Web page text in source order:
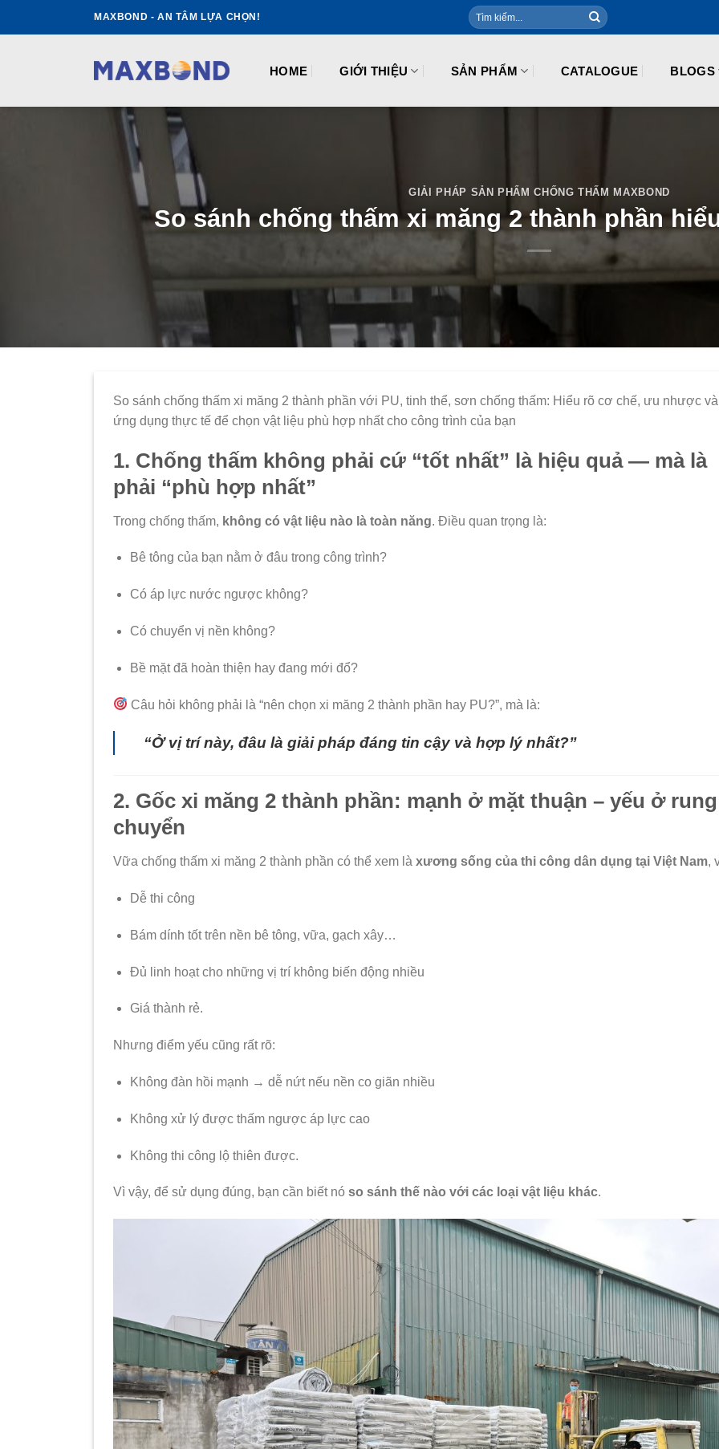
MAXBOND - AN TÂM LỰA CHỌN!
HOME GIỚI THIỆU SẢN PHẨM CATALOGUE BLOGS
GIẢI PHÁP SẢN PHẨM CHỐNG THẤM MAXBOND
So sánh chống thấm xi măng 2 thành phần
So sánh chống thấm xi măng 2 thành phần với PU, tinh thể, sơn chống thấm: Hiểu rõ cơ chế, ưu nhược và
ứng dụng thực tế để chọn vật liệu phù hợp nhất cho công trình của bạn
1. Chống thấm không phải cứ “tốt nhất” là hiệu quả — mà là
phải “phù hợp nhất”
Trong chống thấm, không có vật liệu nào là toàn năng. Điều quan trọng là:
Bê tông của bạn nằm ở đâu trong công trình?
Có áp lực nước ngược không?
Có chuyển vị nền không?
Bề mặt đã hoàn thiện hay đang mới đổ?
Câu hỏi không phải là “nên chọn xi măng 2 thành phần hay PU?”, mà là:
“Ở vị trí này, đâu là giải pháp đáng tin cậy và hợp lý nhất?”
2. Gốc xi măng 2 thành phần: mạnh ở mặt thuận – yếu ở rung
chuyển
Vữa chống thấm xi măng 2 thành phần có thể xem là xương sống của thi công dân dụng tại Việt Nam,
Dễ thi công
Bám dính tốt trên nền bê tông, vữa, gạch xây…
Đủ linh hoạt cho những vị trí không biến động nhiều
Giá thành rẻ.
Nhưng điểm yếu cũng rất rõ:
Không đàn hồi mạnh → dễ nứt nếu nền co giãn nhiều
Không xử lý được thấm ngược áp lực cao
Không thi công lộ thiên được.
Vì vậy, để sử dụng đúng, bạn cần biết nó so sánh thế nào với các loại vật liệu khác.